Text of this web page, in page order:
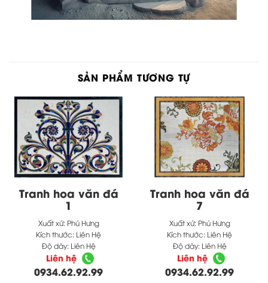
SẢN PHẨM TƯƠNG TỰ
Tranh hoa văn đá
1
Xuất xứ: Phú Hưng
Kích thước: Liên Hệ
Độ dày: Liên Hệ
Liên hệ
0934.62.92.99
Tranh hoa văn đá
7
Xuất xứ: Phú Hưng
Kích thước: Liên Hệ
Độ dày: Liên Hệ
Liên hệ
0934.62.92.99